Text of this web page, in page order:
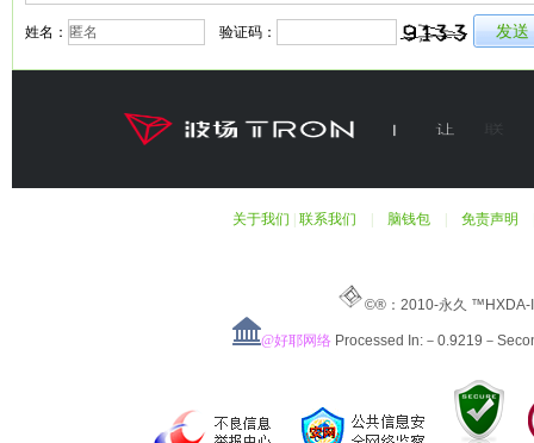
姓名： 验证码：
关于我们 联系我们 脑钱包 免责声明
©®：2010-永久
@好耶网络 Processed In:－0.9219－